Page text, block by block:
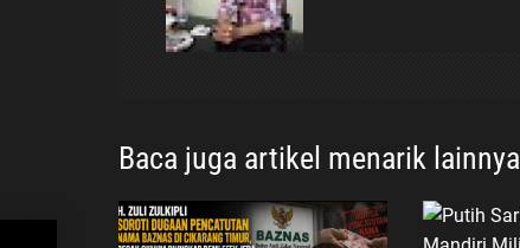
o
s
Baca juga artikel menarik lainnya